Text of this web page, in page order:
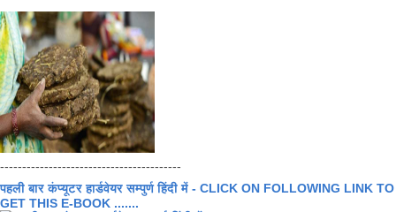
-----------------------------------------
पहली बार कंप्यूटर हार्डवेयर सम्पुर्ण हिंदी में - CLICK ON FOLLOWING LINK TO
GET THIS E-BOOK .......